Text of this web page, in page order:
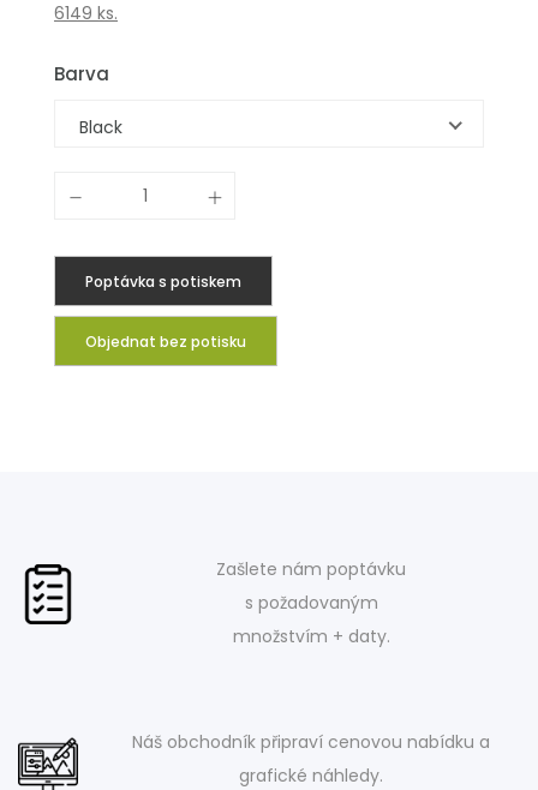
6149 ks.
Barva
Black
Poptávka s potiskem
Objednat bez potisku
Zašlete nám poptávku
s požadovaným
množstvím + daty.
Náš obchodník připraví cenovou nabídku a
grafické náhledy.